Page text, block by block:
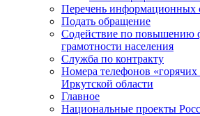
Перечень информационных
Подать обращение
Содействие по повышению
грамотности населения
Служба по контракту
Номера телефонов
Иркутской области
Главное
Национальные проекты